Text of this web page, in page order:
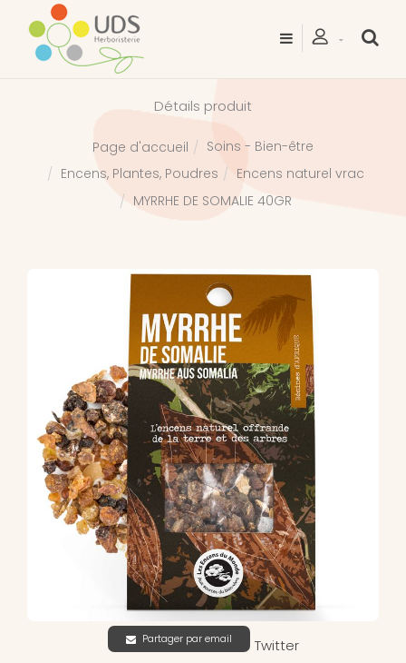
Détails produit
Page d'accueil
Soins - Bien-être
Encens, Plantes, Poudres
Encens naturel vrac
MYRRHE DE SOMALIE 40GR
Partager par email Twitter